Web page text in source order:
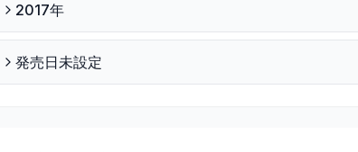
2017年
発売日未設定